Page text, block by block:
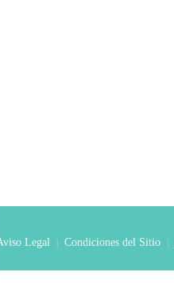
Legal Condiciones del Sitio